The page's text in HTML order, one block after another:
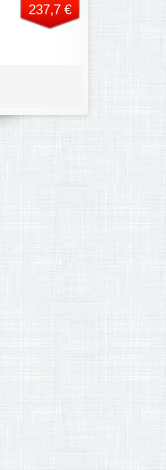
237,7 €